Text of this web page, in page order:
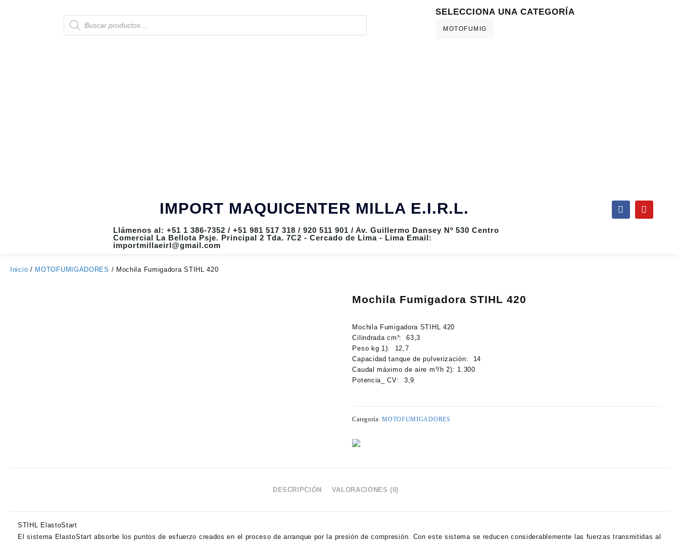
SELECCIONA UNA CATEGORÍA
IMPORT MAQUICENTER MILLA E.I.R.L.
Llámenos al: +51 1 386-7352 / +51 981 517 318 / 920 511 901 / Av. Guillermo Dansey Nº 530 Centro
Comercial La Bellota Psje. Principal 2 Tda. 7C2 - Cercado de Lima - Lima Email:
importmillaeirl@gmail.com
Inicio / MOTOFUMIGADORES / Mochila Fumigadora STIHL 420
Mochila Fumigadora STIHL 420
Mochila Fumigadora STIHL 420
Cilindrada cm³: 63,3
Peso kg 1):
12,7
Capacidad tanque de pulverización: 14
Caudal máximo de aire m³/h 2): 1.300
Potencia_ CV:
3,9
Categoría:MOTOFUMIGADORES
DESCRIPCIÓN VALORACIONES (0)
STIHL ElastoStart
El sistema ElastoStart absorbe los puntos de esfuerzo creados en el proceso de arranque por la presión de compresión. Con este sistema se reducen considerablemente las fuerzas transmitidas al